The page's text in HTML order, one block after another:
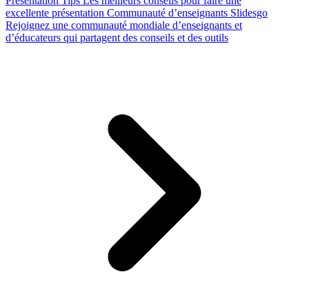
excellente présentation Communauté d’enseignants Slidesgo
Rejoignez une communauté mondiale d’enseignants et
d’éducateurs qui partagent des conseils et des outils